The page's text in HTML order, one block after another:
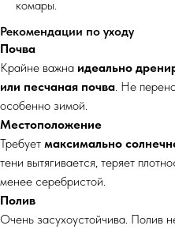
комары.
Рекомендации по уходу
Почва
Крайне важна идеально
или песчаная почва. Не
особенно зимой.
Местоположение
Требует максимально
тени вытягивается, теряет
менее серебристой.
Полив
Очень засухоустойчива. Полив